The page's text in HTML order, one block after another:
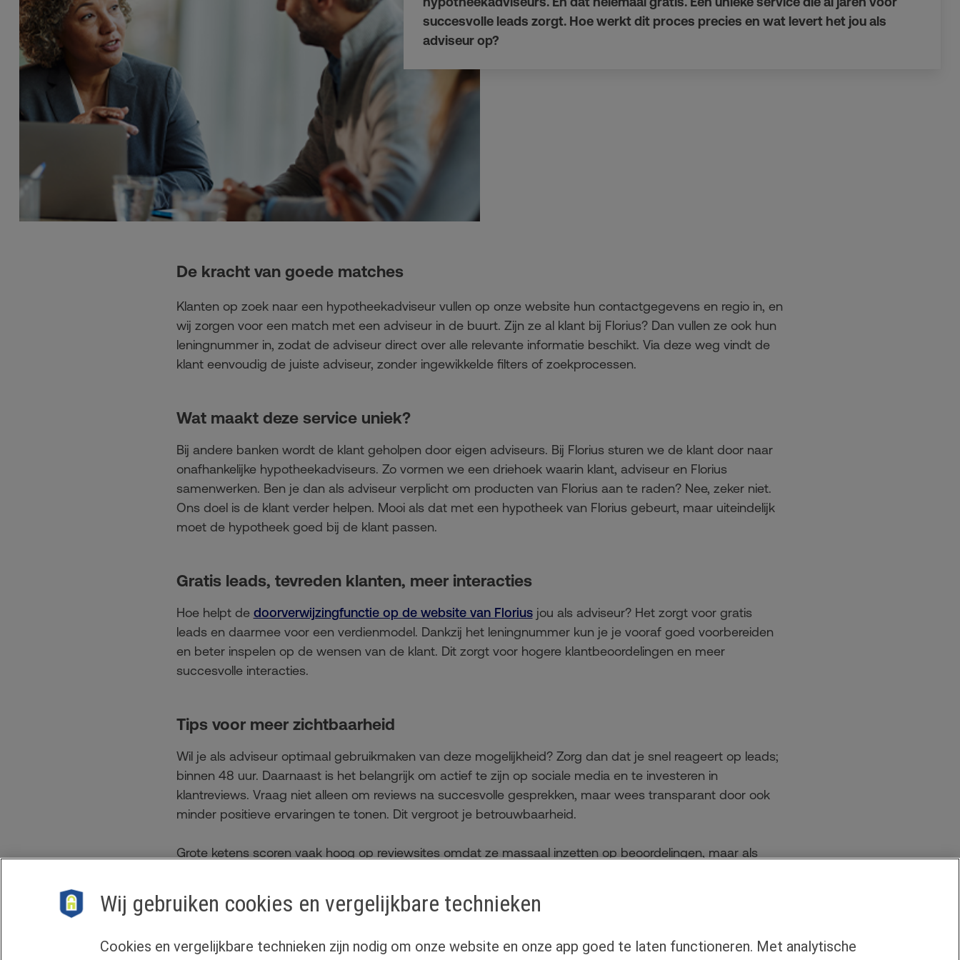
succesvolle leads zorgt. Hoe werkt dit proces precies en wat levert het jou als
adviseur op?
De kracht van goede matches
Klanten op zoek naar een hypotheekadviseur vullen op onze website hun contactgegevens en regio in, en
wij zorgen voor een match met een adviseur in de buurt. Zijn ze al klant bij Florius? Dan vullen ze ook hun
leningnummer in, zodat de adviseur direct over alle relevante informatie beschikt. Via deze weg vindt de
klant eenvoudig de juiste adviseur, zonder ingewikkelde filters of zoekprocessen.
Wat maakt deze service uniek?
Bij andere banken wordt de klant geholpen door eigen adviseurs. Bij Florius sturen we de klant door naar
onafhankelijke hypotheekadviseurs. Zo vormen we een driehoek waarin klant, adviseur en Florius
samenwerken. Ben je dan als adviseur verplicht om producten van Florius aan te raden? Nee, zeker niet.
Ons doel is de klant verder helpen. Mooi als dat met een hypotheek van Florius gebeurt, maar uiteindelijk
moet de hypotheek goed bij de klant passen.
Gratis leads, tevreden klanten, meer interacties
Hoe helpt de doorverwijzingfunctie op de website van Floriusjou als adviseur? Het zorgt voor gratis
leads en daarmee voor een verdienmodel. Dankzij het leningnummer kun je je vooraf goed voorbereiden
en beter inspelen op de wensen van de klant. Dit zorgt voor hogere klantbeoordelingen en meer
succesvolle interacties.
Tips voor meer zichtbaarheid
Wil je als adviseur optimaal gebruikmaken van deze mogelijkheid? Zorg dan dat je snel reageert op leads;
binnen 48 uur. Daarnaast is het belangrijk om actief te zijn op sociale media en te investeren in
klantreviews. Vraag niet alleen om reviews na succesvolle gesprekken, maar wees transparant door ook
minder positieve ervaringen te tonen. Dit vergroot je betrouwbaarheid.
Grote ketens scoren vaak hoog op reviewsites omdat ze massaal inzetten op beoordelingen, maar als
onafhankelijke hypotheekadviseurs blijft constant. Door samen te werken met Florius bereik je klanten die
actief op zoek zijn naar jouw expertise, zonder dat je hiervoor hoeft te betalen. Een win-win situatie die we
Wij gebruiken cookies en vergelijkbare technieken
Cookies en vergelijkbare technieken zijn nodig om onze website en onze app goed te laten functioneren. Met analytische